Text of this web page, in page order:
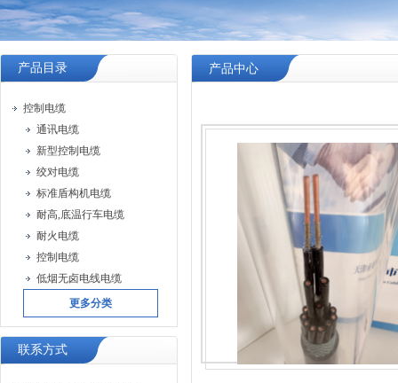
产品目录
控制电缆
通讯电缆
新型控制电缆
绞对电缆
标准盾构机电缆
耐高,底温行车电缆
耐火电缆
控制电缆
低烟无卤电线电缆
更多分类
联系方式
产品中心